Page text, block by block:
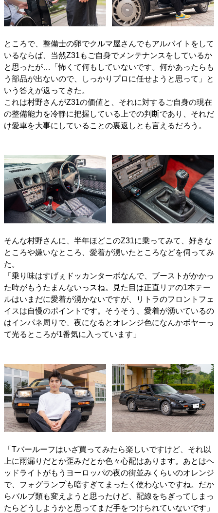
ところで、整備士の卵でクルマ屋さんでもアルバイトをして
いるならば、当然Z31もご自身でメンテナンスをしているか
と思ったが…「怖くて何もしていないです。何かあったらも
う部品が出ないので、しっかりプロに任せようと思って」と
いう答えが返ってきた。
これは村野さんがZ31の価値と、それに対するご自身の現在
の整備能力を冷静に把握している上での判断であり、それだ
け愛車を大事にしていることの裏返しとも言えるだろう。
そんな村野さんに、半年ほどこのZ31に乗ってみて、好きな
ところや嫌いなところ、愛着が湧いたところなどを伺ってみ
た。
「乗り味はすげぇドッカンターボなんで、ブーストがかかっ
た時がもうたまんないっスね。見た目は正直リアの1本テー
ルはいまだに愛着が湧かないですが、リトラのフロントフェ
イスは自慢のポイントです。そうそう、愛着が湧いているの
はインパネ周りで、夜になるとオレンジ色になんかボヤーっ
て光るところが1番気に入っています」
「Tバールーフはいざ買ってみたら楽しいですけど、それ以
上に雨漏りだとか歪みだとか色々心配はあります。あとはヘ
ッドライトがもうヨーロッパの夜の街並みくらいのオレンジ
で、フォグランプも暗すぎてまったく使わないですね。だか
らバルブ類も変えようと思ったけど、配線をちぎってしまっ
たらどうしようかと思ってまだ手をつけられていないです」